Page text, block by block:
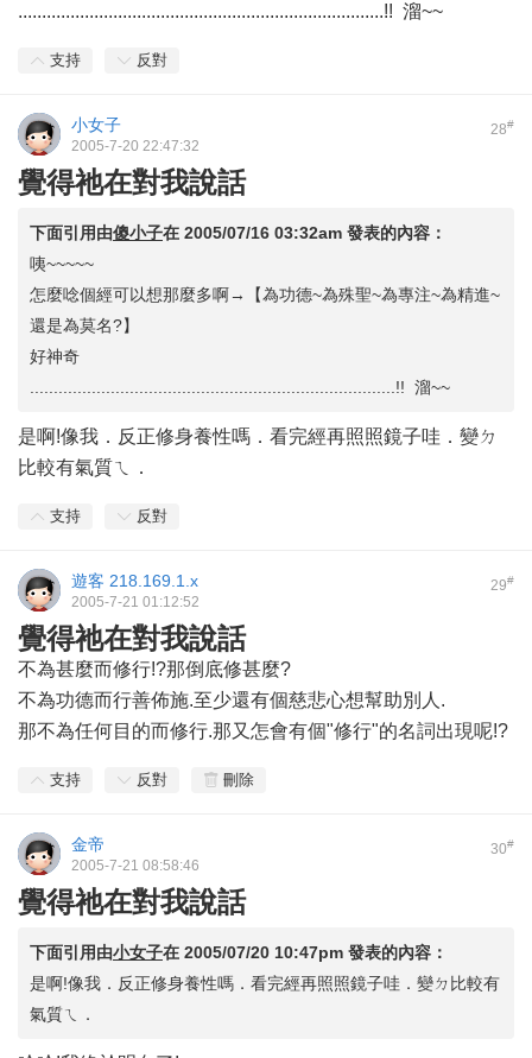
.............................................................................!! 溜~~
支持 反對
28#
小女子
2005-7-20 22:47:32
覺得祂在對我說話
下面引用由傻小子在 2005/07/16 03:32am 發表的內容：
咦~~~~~
怎麼唸個經可以想那麼多啊→【為功德~為殊聖~為專注~為精進~
還是為莫名?】
好神奇
.............................................................................!! 溜~~
是啊!像我．反正修身養性嗎．看完經再照照鏡子哇．變ㄉ
比較有氣質ㄟ．
支持 反對
29#
遊客 218.169.1.x
2005-7-21 01:12:52
覺得祂在對我說話
不為甚麼而修行!?那倒底修甚麼?
不為功德而行善佈施.至少還有個慈悲心想幫助別人.
那不為任何目的而修行.那又怎會有個"修行"的名詞出現呢!?
支持 反對 刪除
30#
金帝
2005-7-21 08:58:46
覺得祂在對我說話
下面引用由小女子在 2005/07/20 10:47pm 發表的內容：
是啊!像我．反正修身養性嗎．看完經再照照鏡子哇．變ㄉ比較有
氣質ㄟ．